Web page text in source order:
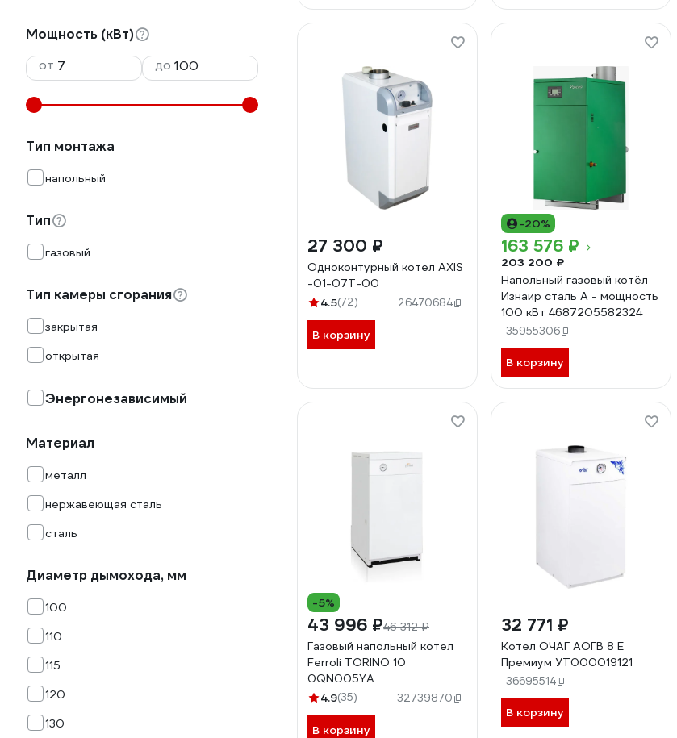
Мощность (кВт)
от
до
Тип монтажа
напольный
Тип
газовый
Тип камеры сгорания
закрытая
открытая
Энергонезависимый
Материал
металл
нержавеющая сталь
сталь
Диаметр дымохода, мм
100
110
115
120
130
27 300 ₽
Одноконтурный котел AXIS
-01-07T-00
4.5(72) 26470684
В корзину
-20%
163 576 ₽
203 200 ₽
Напольный газовый котёл
Изнаир сталь А - мощность
100 кВт 4687205582324
35955306
В корзину
-5%
43 996 ₽46 312 ₽
Газовый напольный котел
Ferroli TORINO 10
0QN005YA
4.9(35) 32739870
В корзину
32 771 ₽
Котел ОЧАГ АОГВ 8 Е
Премиум УТ000019121
36695514
В корзину